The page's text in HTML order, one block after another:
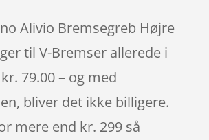
Alivio Bremsegreb Højre
til V-Bremser allerede i
79.00 – og med
bliver det ikke billigere.
mere end kr. 299 så